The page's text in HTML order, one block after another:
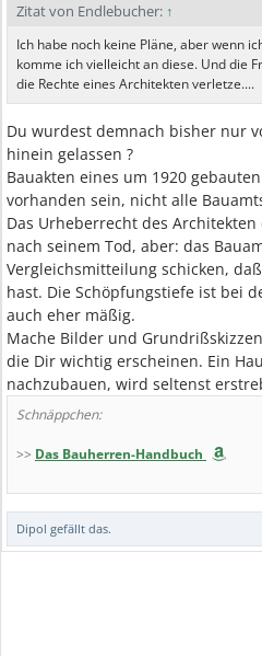
Zitat von Endlebucher: ↑
Ich habe noch keine Pläne, aber wenn
komme ich vielleicht an diese. Und die
die Rechte eines Architekten verletze....
Du wurdest demnach bisher nur
hinein gelassen ?
Bauakten eines um 1920
vorhanden sein, nicht alle
Das Urheberrecht des
nach seinem Tod, aber: das
Vergleichsmitteilung schicken,
hast. Die Schöpfungstiefe ist bei
auch eher mäßig.
Mache Bilder und
die Dir wichtig erscheinen. Ein
nachzubauen, wird seltenst
Schnäppchen:
>> Das Bauherren-Handbuch
Dipol gefällt das.